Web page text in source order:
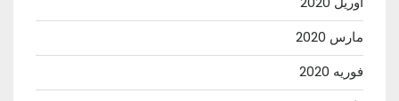
مارس 2020
فوریه 2020